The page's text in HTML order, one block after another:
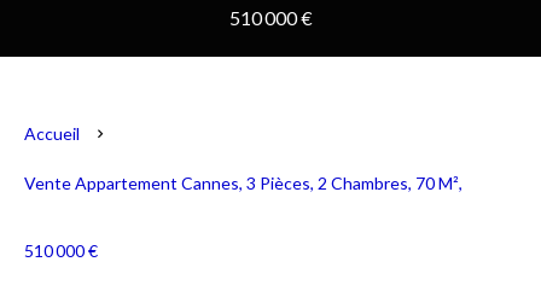
510 000 €
Accueil
Vente Appartement Cannes, 3 Pièces, 2 Chambres, 70 M²,
510 000 €